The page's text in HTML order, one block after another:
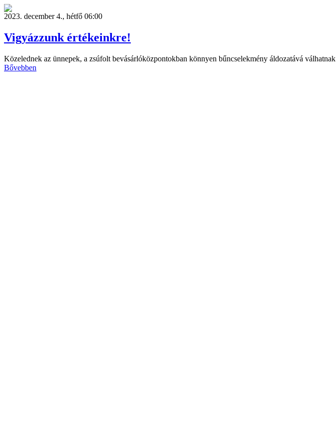
2023. december 4., hétfő 06:00
Vigyázzunk értékeinkre!
Közelednek az ünnepek, a zsúfolt bevásárlóközpontokban könnyen bűncselekmény áldozatává válhatnak
Bővebben